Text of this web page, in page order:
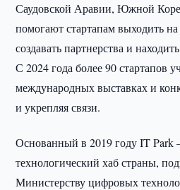
Саудовской Аравии, Южной
помогают стартапам выходить
создавать партнерства и
С 2024 года более 90 стартапов
международных выставках и
и укрепляя связи.
Основанный в 2019 году IT
технологический хаб страны,
Министерству цифровых